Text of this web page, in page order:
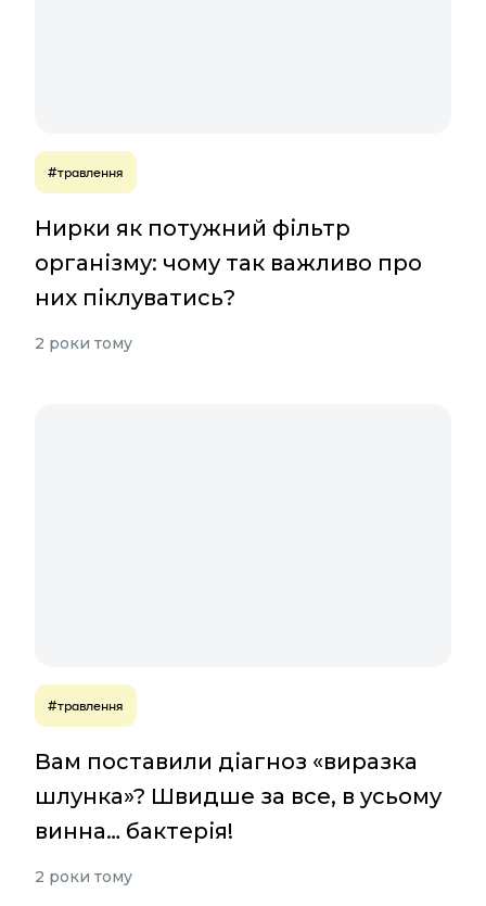
#травлення
Нирки як потужний фільтр
організму: чому так важливо про
них піклуватись?
2 роки тому
#травлення
Вам поставили діагноз «виразка
шлунка»? Швидше за все, в усьому
винна… бактерія!
2 роки тому